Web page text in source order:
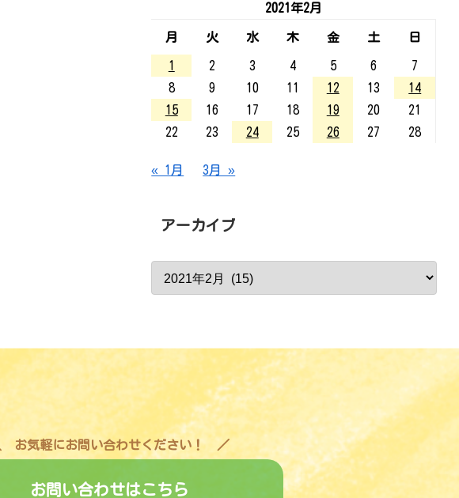
2021年2月
月 火 水 木 金 土 日
1 2 3 4 5 6
7
8
9 10 11 12 13
14
15
16 17 18 19 20
21
22
23 24 25 26 27 28
« 1月 3月 »
アーカイブ
お気軽にお問い合わせください！
お問い合わせはこちら